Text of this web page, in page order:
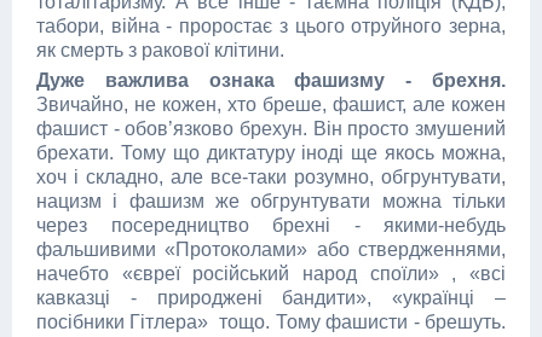
табори, війна - проростає з цього отруйного зерна,
як смерть з ракової клітини.
Дуже важлива ознака фашизму - брехня.
Звичайно, не кожен, хто бреше, фашист, але кожен
фашист - обов’язково брехун. Він просто змушений
брехати. Тому що диктатуру іноді ще якось можна,
хоч і складно, але все-таки розумно, обгрунтувати,
нацизм і фашизм же обгрунтувати можна тільки
через посередництво брехні - якими-небудь
фальшивими «Протоколами» або ствердженнями,
начебто «євреї російський народ споїли» , «всі
кавказці - природжені бандити», «українці –
посібники Гітлера» тощо. Тому фашисти - брешуть.